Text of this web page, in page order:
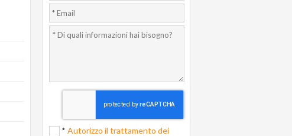
* Autorizzo il trattamento dei